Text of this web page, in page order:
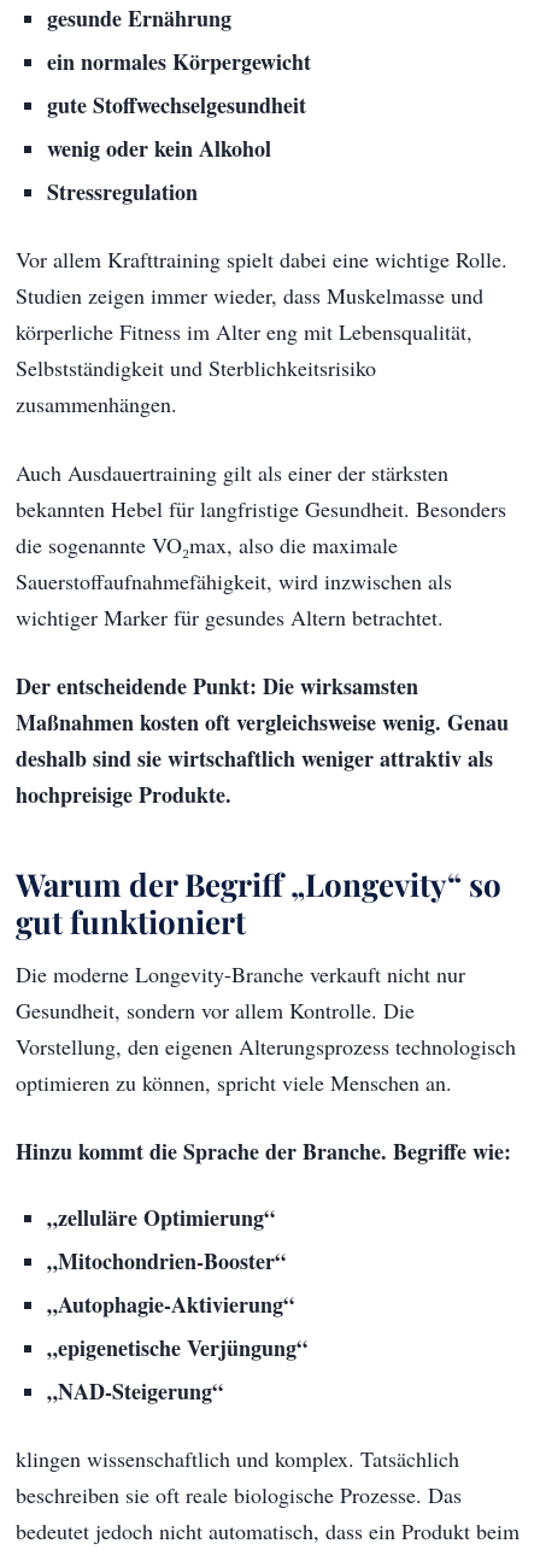
gesunde Ernährung
ein normales Körpergewicht
gute Stoffwechselgesundheit
wenig oder kein Alkohol
Stressregulation
Vor allem Krafttraining spielt dabei eine wichtige Rolle.
Studien zeigen immer wieder, dass Muskelmasse und
körperliche Fitness im Alter eng mit Lebensqualität,
Selbstständigkeit und Sterblichkeitsrisiko
zusammenhängen.
Auch Ausdauertraining gilt als einer der stärksten
bekannten Hebel für langfristige Gesundheit. Besonders
die sogenannte VO₂max, also die maximale
Sauerstoffaufnahmefähigkeit, wird inzwischen als
wichtiger Marker für gesundes Altern betrachtet.
Der entscheidende Punkt: Die wirksamsten
Maßnahmen kosten oft vergleichsweise wenig. Genau
deshalb sind sie wirtschaftlich weniger attraktiv als
hochpreisige Produkte.
Warum der Begriff „Longevity“ so
gut funktioniert
Die moderne Longevity-Branche verkauft nicht nur
Gesundheit, sondern vor allem Kontrolle. Die
Vorstellung, den eigenen Alterungsprozess technologisch
optimieren zu können, spricht viele Menschen an.
Hinzu kommt die Sprache der Branche. Begriffe wie:
„zelluläre Optimierung“
„Mitochondrien-Booster“
„Autophagie-Aktivierung“
„epigenetische Verjüngung“
„NAD-Steigerung“
klingen wissenschaftlich und komplex. Tatsächlich
beschreiben sie oft reale biologische Prozesse. Das
bedeutet jedoch nicht automatisch, dass ein Produkt beim